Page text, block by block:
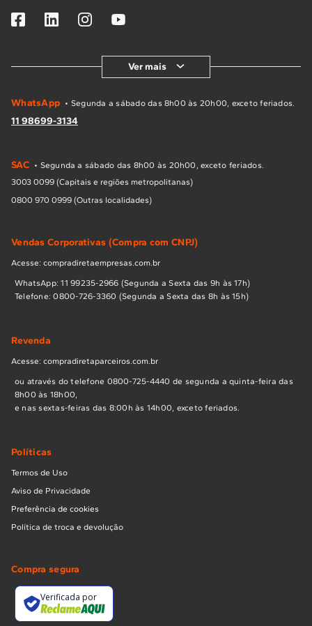
Ver mais
WhatsApp • Segunda a sábado das 8h00 às 20h00, exceto feriados.
11 98699-3134
SAC • Segunda a sábado das 8h00 às 20h00, exceto feriados.
3003 0099 (Capitais e regiões metropolitanas)
0800 970 0999 (Outras localidades)
Vendas Corporativas (Compra com CNPJ)
Acesse: compradiretaempresas.com.br
WhatsApp: 11 99235-2966 (Segunda a Sexta das 9h às 17h)
Telefone: 0800-726-3360 (Segunda a Sexta das 8h às 15h)
Revenda
Acesse: compradiretaparceiros.com.br
ou através do telefone 0800-725-4440 de segunda a quinta-feira das
8h00 às 18h00,
e nas sextas-feiras das 8:00h às 14h00, exceto feriados.
Políticas
Termos de Uso
Aviso de Privacidade
Preferência de cookies
Política de troca e devolução
Compra segura
Verificada por